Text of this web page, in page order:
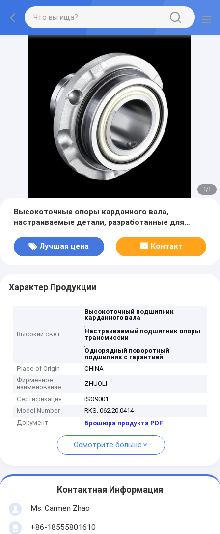
1/1
Высокоточные опоры карданного вала,
настраиваемые детали, разработанные для
автомобиляЛучшая цена Контакт
Характер Продукции
Высокий свет
Высокоточный подшипник
карданного вала
,
Настраиваемый подшипник опоры
трансмиссии
,
Однорядный поворотный
подшипник с гарантией
Place of Origin
CHINA
Фирменное
наименование
ZHUOLI
Сертификация
ISO9001
Model Number
RKS. 062.20.0414
Документ
Брошюра продукта PDF
Осмотрите больше
Контактная Информация
Ms. Carmen Zhao
+86-18555801610